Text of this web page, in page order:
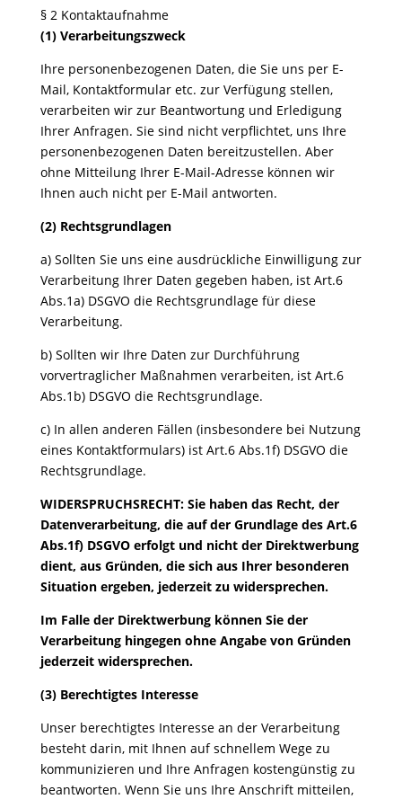
§ 2 Kontaktaufnahme
(1) Verarbeitungszweck
Ihre personenbezogenen Daten, die Sie uns per E-
Mail, Kontaktformular etc. zur Verfügung stellen,
verarbeiten wir zur Beantwortung und Erledigung
Ihrer Anfragen. Sie sind nicht verpflichtet, uns Ihre
personenbezogenen Daten bereitzustellen. Aber
ohne Mitteilung Ihrer E-Mail-Adresse können wir
Ihnen auch nicht per E-Mail antworten.
(2) Rechtsgrundlagen
a) Sollten Sie uns eine ausdrückliche Einwilligung zur
Verarbeitung Ihrer Daten gegeben haben, ist Art.6
Abs.1a) DSGVO die Rechtsgrundlage für diese
Verarbeitung.
b) Sollten wir Ihre Daten zur Durchführung
vorvertraglicher Maßnahmen verarbeiten, ist Art.6
Abs.1b) DSGVO die Rechtsgrundlage.
c) In allen anderen Fällen (insbesondere bei Nutzung
eines Kontaktformulars) ist Art.6 Abs.1f) DSGVO die
Rechtsgrundlage.
WIDERSPRUCHSRECHT: Sie haben das Recht, der
Datenverarbeitung, die auf der Grundlage des Art.6
Abs.1f) DSGVO erfolgt und nicht der Direktwerbung
dient, aus Gründen, die sich aus Ihrer besonderen
Situation ergeben, jederzeit zu widersprechen.
Im Falle der Direktwerbung können Sie der
Verarbeitung hingegen ohne Angabe von Gründen
jederzeit widersprechen.
(3) Berechtigtes Interesse
Unser berechtigtes Interesse an der Verarbeitung
besteht darin, mit Ihnen auf schnellem Wege zu
kommunizieren und Ihre Anfragen kostengünstig zu
beantworten. Wenn Sie uns Ihre Anschrift mitteilen,